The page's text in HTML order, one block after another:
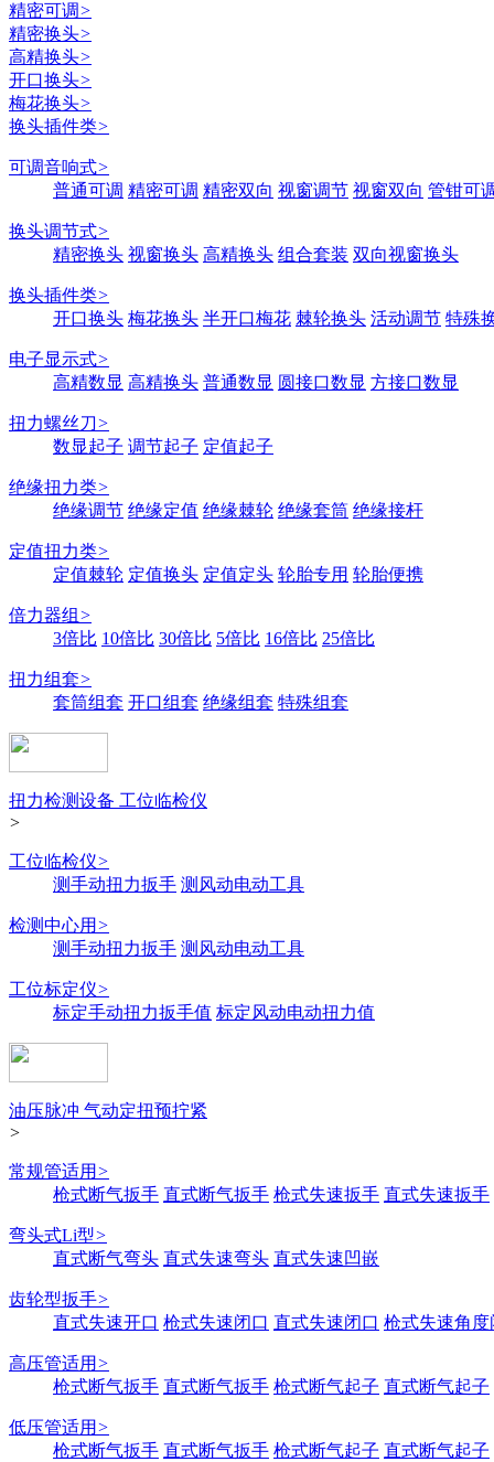
精密可调>
精密换头>
高精换头>
开口换头>
梅花换头>
换头插件类>
可调音响式>
普通可调 精密可调 精密双向 视窗调节 视窗双向 管钳可
换头调节式>
精密换头 视窗换头 高精换头 组合套装 双向视窗换头
换头插件类>
开口换头 梅花换头 半开口梅花 棘轮换头 活动调节 特殊
电子显示式>
高精数显 高精换头 普通数显 圆接口数显 方接口数显
扭力螺丝刀>
数显起子 调节起子 定值起子
绝缘扭力类>
绝缘调节 绝缘定值 绝缘棘轮 绝缘套筒 绝缘接杆
定值扭力类>
定值棘轮 定值换头 定值定头 轮胎专用 轮胎便携
倍力器组 >
3倍比 10倍比 30倍比 5倍比 16倍比 25倍比
扭力组套>
套筒组套 开口组套 绝缘组套 特殊组套
扭力检测设备 工位临检仪
>
工位临检仪>
测手动扭力扳手 测风动电动工具
检测中心用 >
测手动扭力扳手 测风动电动工具
工位标定仪>
标定手动扭力扳手值 标定风动电动扭力值
油压脉冲 气动定扭预拧紧
>
常规管适用 >
枪式断气扳手 直式断气扳手 枪式失速扳手 直式失速扳手
弯头式Li型>
直式断气弯头 直式失速弯头 直式失速凹嵌
齿轮型扳手>
直式失速开口 枪式失速闭口 直式失速闭口 枪式失速角度
高压管适用 >
枪式断气扳手 直式断气扳手 枪式断气起子 直式断气起子
低压管适用 >
枪式断气扳手 直式断气扳手 枪式断气起子 直式断气起子